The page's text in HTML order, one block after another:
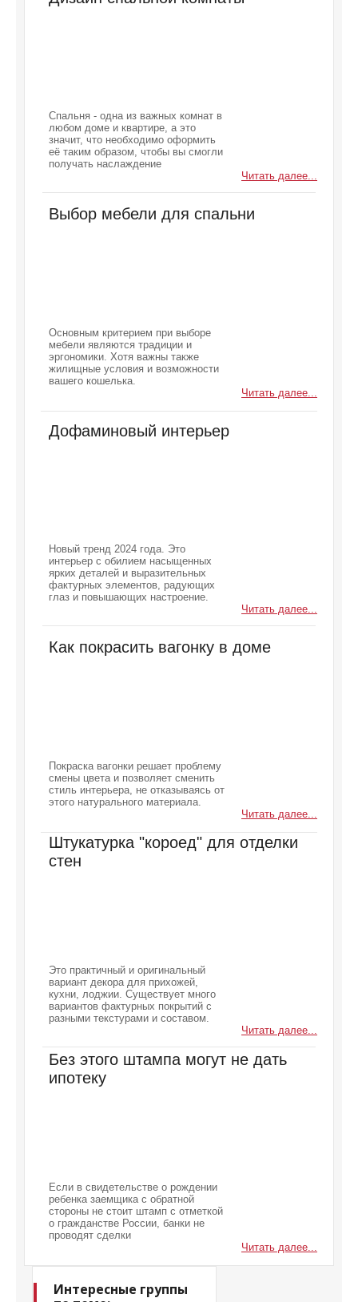
Спальня - одна из важных комнат в
любом доме и квартире, а это
значит, что необходимо оформить
её таким образом, чтобы вы смогли
получать наслаждение
Читать далее...
Выбор мебели для спальни
Основным критерием при выборе
мебели являются традиции и
эргономики. Хотя важны также
жилищные условия и возможности
вашего кошелька.
Читать далее...
Дофаминовый интерьер
Новый тренд 2024 года. Это
интерьер с обилием насыщенных
ярких деталей и выразительных
фактурных элементов, радующих
глаз и повышающих настроение.
Читать далее...
Как покрасить вагонку в доме
Покраска вагонки решает проблему
смены цвета и позволяет сменить
стиль интерьера, не отказываясь от
этого натурального материала.
Читать далее...
Штукатурка "короед" для отделки
стен
Это практичный и оригинальный
вариант декора для прихожей,
кухни, лоджии. Существует много
вариантов фактурных покрытий с
разными текстурами и составом.
Читать далее...
Без этого штампа могут не дать
ипотеку
Если в свидетельстве о рождении
ребенка заемщика с обратной
стороны не стоит штамп с отметкой
о гражданстве России, банки не
проводят сделки
Читать далее...
Интересные группы